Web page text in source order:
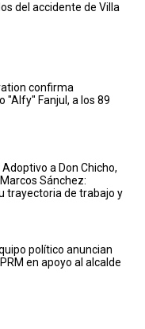
del accidente de Villa
confirma
Fanjul, a los 89
a Don Chicho,
Sánchez:
trayectoria de trabajo y
político anuncian
en apoyo al alcalde